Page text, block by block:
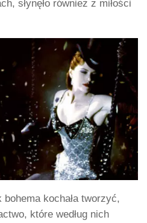
słynęło również z miłości
kochała tworzyć,
które według nich